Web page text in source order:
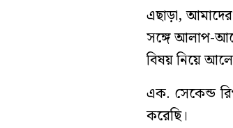
এছাড়া,
সঙ্গে আলাপ-
বিষয় নিয়ে
এক. সেকেন্ড
করেছি।